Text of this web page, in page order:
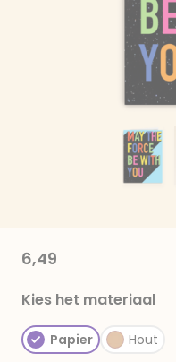
6,49
Kies het materiaal
Papier Hout